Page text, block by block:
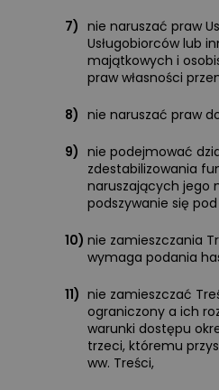
7) nie naruszać praw
Usługobiorców lub
majątkowych i
praw własności
8) nie naruszać praw
9) nie podejmować
zdestabilizowania
naruszających jego
podszywanie się
10) nie zamieszczania
wymaga podania
11) nie zamieszczać
ograniczony a ich
warunki dostępu
trzeci, któremu
ww. Treści,